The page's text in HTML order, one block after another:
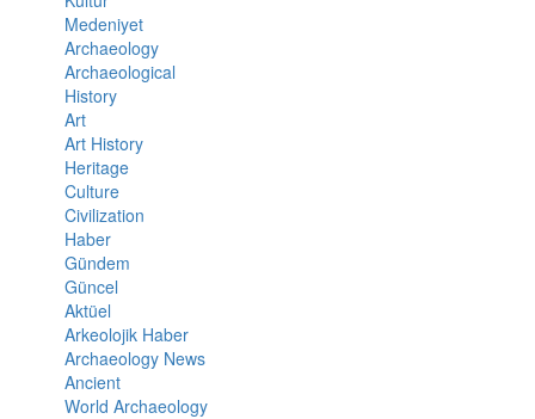
Medeniyet
Archaeology
Archaeological
History
Art
Art History
Heritage
Culture
Civilization
Haber
Gündem
Güncel
Aktüel
Arkeolojik Haber
Archaeology News
Ancient
World Archaeology